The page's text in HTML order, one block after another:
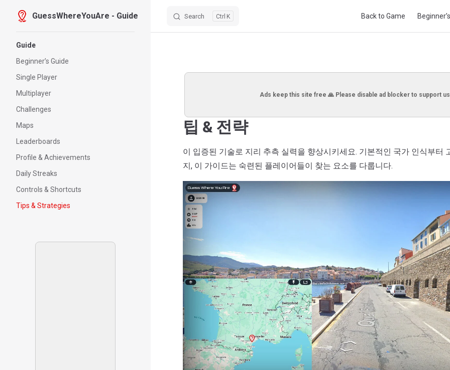
Skip to content
GuessWhereYouAre - Guide Search K Back to Game
Guide
Beginner’s Guide
Single Player
Multiplayer
Challenges
Maps
Leaderboards
Profile & Achievements
Daily Streaks
Controls & Shortcuts
Tips & Strategies
Ads keep this site free 🙏 Please disable ad blocker to support
팁 & 전략
이 입증된 기술로 지리 추측 실력을 향상시키세요. 기본적인 국가 인식부터
지, 이 가이드는 숙련된 플레이어들이 찾는 요소를 다룹니다.